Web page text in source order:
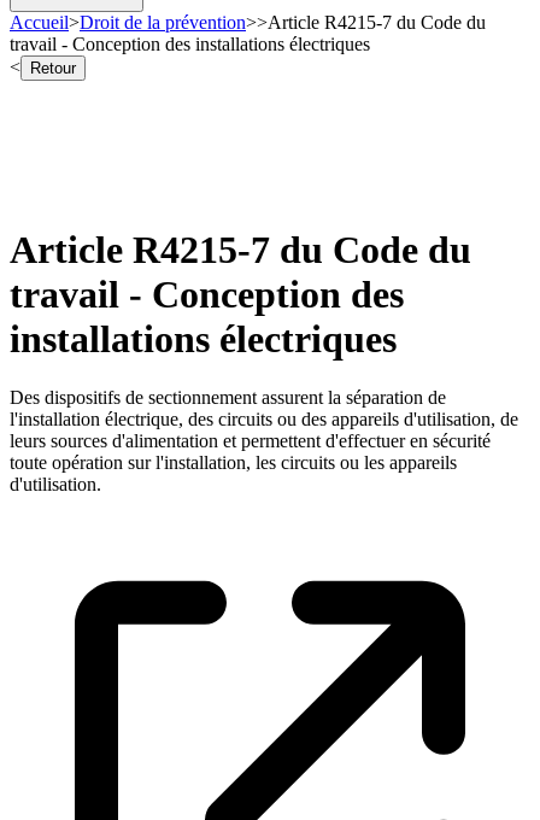
Accueil>Droit de la prévention>>Article R4215-7 du Code du
travail - Conception des installations électriques
<
Retour
Article R4215-7 du Code du
travail - Conception des
installations électriques
Des dispositifs de sectionnement assurent la séparation de
l'installation électrique, des circuits ou des appareils d'utilisation, de
leurs sources d'alimentation et permettent d'effectuer en sécurité
toute opération sur l'installation, les circuits ou les appareils
d'utilisation.